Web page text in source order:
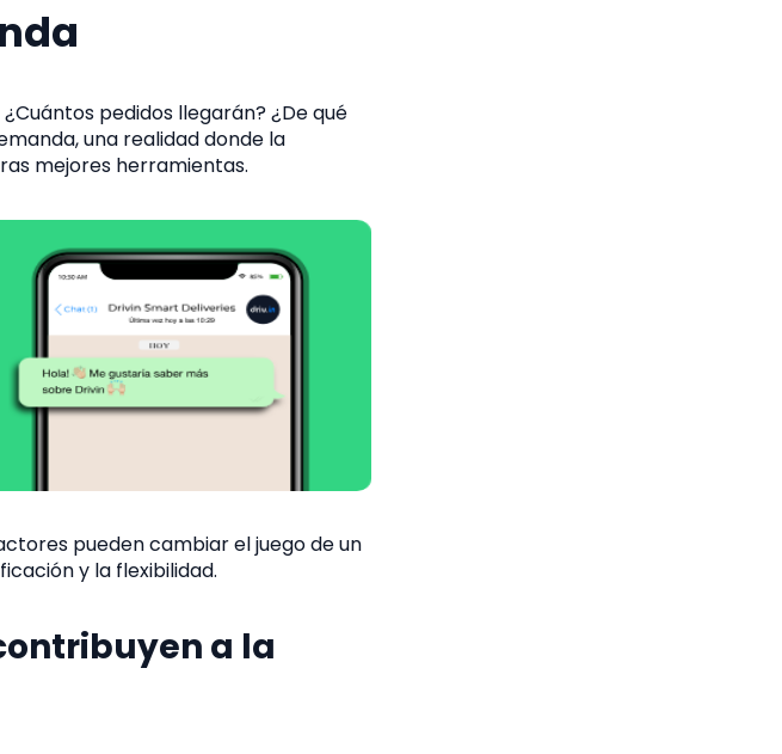
pedidos llegarán? ¿De qué
una realidad donde la
mejores herramientas.
pueden cambiar el juego de un
y la flexibilidad.
a la